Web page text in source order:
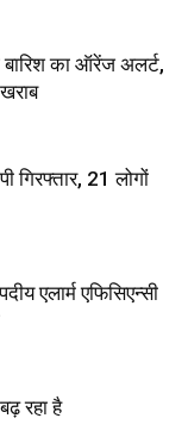
बारिश का ऑरेंज अलर्ट,
गिरफ्तार, 21 लोगों
एलार्म एफिसिएन्सी
रहा है